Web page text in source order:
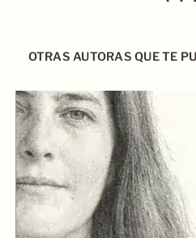
OTRAS AUTORAS QUE TE